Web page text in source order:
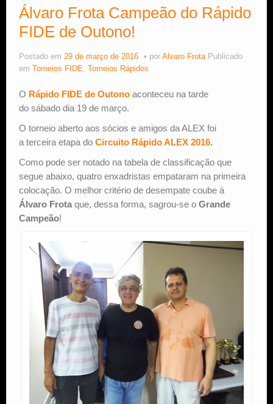
Fique Sócio
Quem Somos?
Calendário
Álvaro Frota Campeão do Rápido
FIDE de Outono!
Postado em 29 de março de 2016 por Alvaro Frota Publicado
em
Torneios FIDE, Torneios Rápidos
O Rápido FIDE de Outono aconteceu na tarde
do sábado dia 19 de março.
O torneio aberto aos sócios e amigos da ALEX foi
a terceira etapa do Circuito Rápido ALEX 2016.
Como pode ser notado na tabela de classificação que
segue abaixo, quatro enxadristas empataram na primeira
colocação. O melhor critério de desempate coube à
Álvaro Frota que, dessa forma, sagrou-se o Grande
Campeão!